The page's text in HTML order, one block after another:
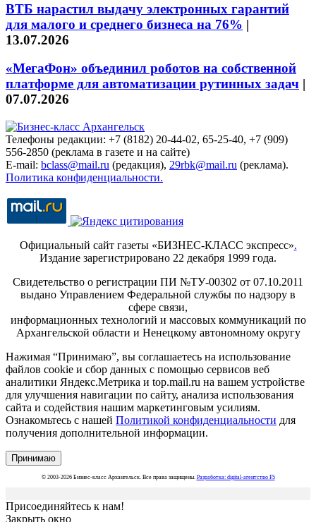
ВТБ нарастил выдачу электронных гарантий
для малого и среднего бизнеса на 76% |
13.07.2026
«МегаФон» объединил роботов на собственной
платформе для автоматизации рутинных задач |
07.07.2026
Телефоны редакции: +7 (8182) 20-44-02, 65-25-40, +7 (909)
556-2850 (реклама в газете и на сайте)
E-mail: bclass@mail.ru (редакция), 29rbk@mail.ru (реклама).
Политика конфиденциальности.
Официальный сайт газеты «БИЗНЕС-КЛАСС экспресс».
Издание зарегистрировано 22 декабря 1999 года.
Свидетельство о регистрации ПИ №ТУ-00302 от 07.10.2011
выдано Управлением Федеральной службы по надзору в
сфере связи,
информационных технологий и массовых коммуникаций по
Архангельской области и Ненецкому автономному округу
Нажимая “Принимаю”, вы соглашаетесь на использование
файлов cookie и сбор данных с помощью сервисов веб
аналитики Яндекс.Метрика и top.mail.ru на вашем устройстве
для улучшения навигации по сайту, анализа использования
сайта и содействия нашим маркетинговым усилиям.
Ознакомьтесь с нашей Политикой конфиденциальности для
получения дополнительной информации.
Принимаю
© 2003-2026 Бизнес-класс Архангельск. Все права защищены. Разработка: digital-агентство F5
Присоединяйтесь к нам!
Закрыть окно